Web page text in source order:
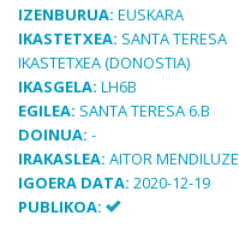
IZENBURUA: EUSKARA
IKASTETXEA: SANTA TERESA
IKASTETXEA (DONOSTIA)
IKASGELA: LH6B
EGILEA: SANTA TERESA 6.B
DOINUA: -
IRAKASLEA: AITOR MENDILUZE
IGOERA DATA: 2020-12-19
PUBLIKOA: